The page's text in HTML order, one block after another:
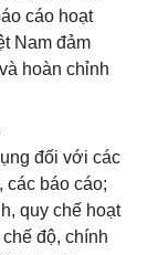
cáo hoạt
Nam đảm
hoàn chỉnh
đối với các
các báo cáo;
quy chế hoạt
độ, chính